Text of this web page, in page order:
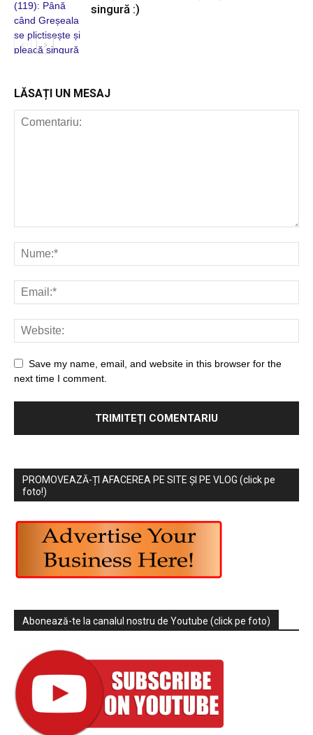
singură :)
LĂSAȚI UN MESAJ
Save my name, email, and website in this browser for the
next time I comment.
PROMOVEAZĂ-ȚI AFACEREA PE SITE ȘI PE VLOG (click pe
foto!)
Abonează-te la canalul nostru de Youtube (click pe foto)